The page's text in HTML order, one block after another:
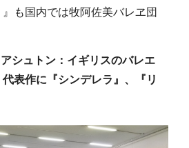
』も国内では牧阿佐美バレヱ団
シュトン：イギリスのバレエ
表作に『シンデレラ』、『リ